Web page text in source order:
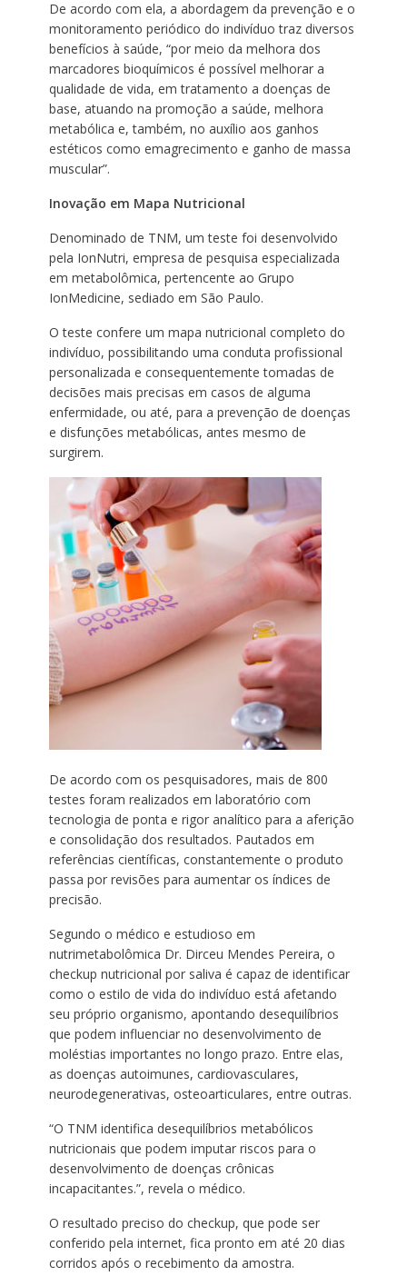
De acordo com ela, a abordagem da prevenção e o
monitoramento periódico do indivíduo traz diversos
benefícios à saúde, “por meio da melhora dos
marcadores bioquímicos é possível melhorar a
qualidade de vida, em tratamento a doenças de
base, atuando na promoção a saúde, melhora
metabólica e, também, no auxílio aos ganhos
estéticos como emagrecimento e ganho de massa
muscular”.
Inovação em Mapa Nutricional
Denominado de TNM, um teste foi desenvolvido
pela IonNutri, empresa de pesquisa especializada
em metabolômica, pertencente ao Grupo
IonMedicine, sediado em São Paulo.
O teste confere um mapa nutricional completo do
indivíduo, possibilitando uma conduta profissional
personalizada e consequentemente tomadas de
decisões mais precisas em casos de alguma
enfermidade, ou até, para a prevenção de doenças
e disfunções metabólicas, antes mesmo de
surgirem.
De acordo com os pesquisadores, mais de 800
testes foram realizados em laboratório com
tecnologia de ponta e rigor analítico para a aferição
e consolidação dos resultados. Pautados em
referências científicas, constantemente o produto
passa por revisões para aumentar os índices de
precisão.
Segundo o médico e estudioso em
nutrimetabolômica Dr. Dirceu Mendes Pereira, o
checkup nutricional por saliva é capaz de identificar
como o estilo de vida do indivíduo está afetando
seu próprio organismo, apontando desequilíbrios
que podem influenciar no desenvolvimento de
moléstias importantes no longo prazo. Entre elas,
as doenças autoimunes, cardiovasculares,
neurodegenerativas, osteoarticulares, entre outras.
“O TNM identifica desequilíbrios metabólicos
nutricionais que podem imputar riscos para o
desenvolvimento de doenças crônicas
incapacitantes.”, revela o médico.
O resultado preciso do checkup, que pode ser
conferido pela internet, fica pronto em até 20 dias
corridos após o recebimento da amostra.